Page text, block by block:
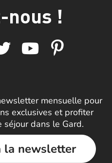
nous !
mensuelle pour
exclusives et profiter
dans le Gard.
la newsletter